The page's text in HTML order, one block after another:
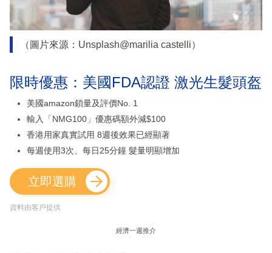
（圖片來源：Unsplash@marilia castelli）
限時優惠：美國FDA認證 激光生髮頭盔
美國amazon鎖量及評價No. 1
輸入「NMG100」優惠碼額外減$100
香港用家真實試用 8週後效果已經顯著
每週使用3次、每日25分鐘 髮量明顯增加
立即選購
資料由客戶提供
經濟一週推介